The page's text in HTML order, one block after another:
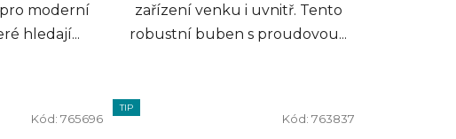
moderní
hledají...
zařízení venku i uvnitř. Tento
robustní buben s proudovou...
Kód: 765696
TIP
Kód: 763837